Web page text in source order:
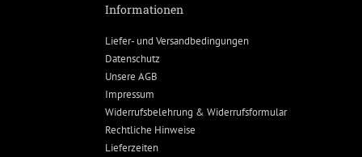
Informationen
Liefer- und Versandbedingungen
Datenschutz
Unsere AGB
Impressum
Widerrufsbelehrung & Widerrufsformular
Rechtliche Hinweise
Lieferzeiten